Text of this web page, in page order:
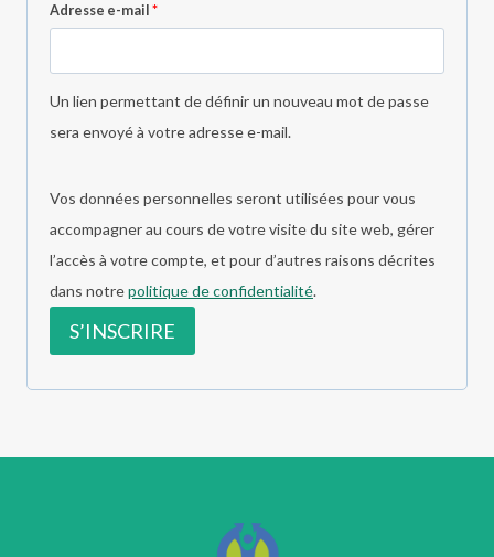
e
Adresse e-mail *O
l
i
g
t
r
e
Un lien permettant de définir un nouveau mot de passe
sera envoyé à votre adresse e-mail.
Vos données personnelles seront utilisées pour vous
accompagner au cours de votre visite du site web, gérer
l’accès à votre compte, et pour d’autres raisons décrites
dans notrepolitique de confidentialité.
S’INSCRIRE